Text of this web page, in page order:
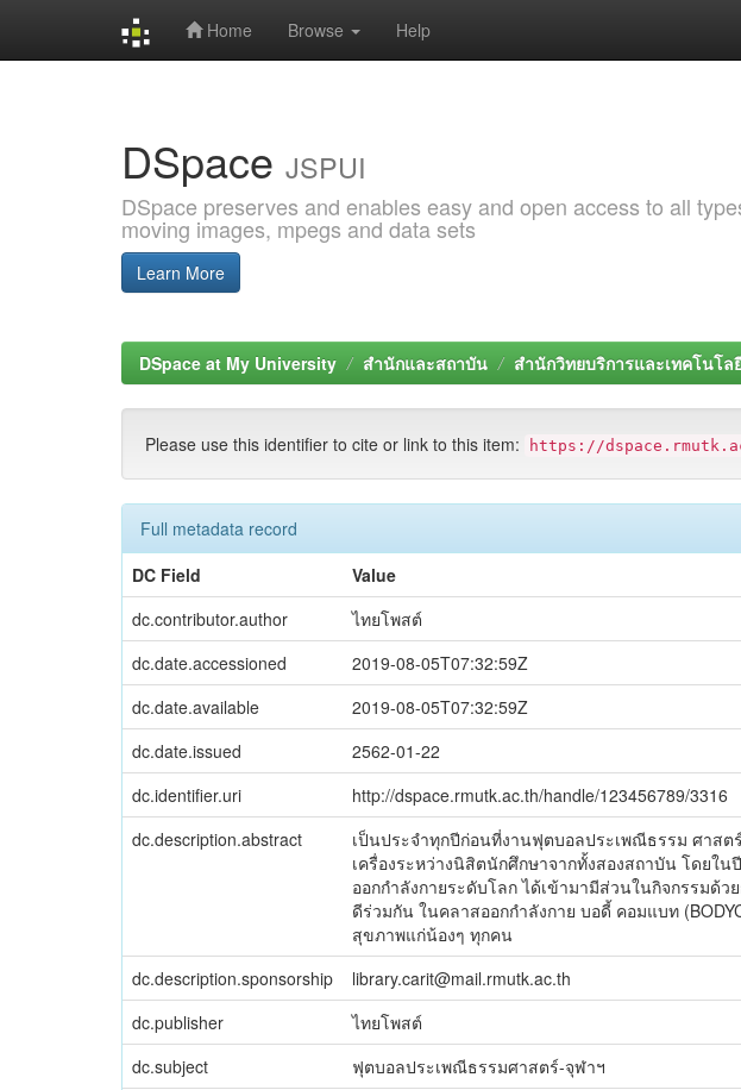
Home Browse Help
DSpace JSPUI
DSpace preserves and enables easy and open access to all
moving images, mpegs and data sets
Learn More
DSpace at My University สำนักและสถาบัน สำนักวิทยบริการและเทคโนโล
Please use this identifier to cite or link to this item: https://
Full metadata record
DC Field
Value
dc.contributor.author
ไทยโพสต์
dc.date.accessioned
2019-08-05T07:32:59Z
dc.date.available
2019-08-05T07:32:59Z
dc.date.issued
2562-01-22
dc.identifier.uri
http://dspace.rmutk.ac.th/handle/123456789/3316
dc.description.abstract
เป็นประจำทุกปีก่อนที่งานฟุตบอลประเพณีธรรม ศาส
เครื่องระหว่างนิสิตนักศึกษาจากทั้งสองสถาบัน โดยใ
ออกกำลังกายระดับโลก ได้เข้ามามีส่วนในกิจกรรมด้
ดีร่วมกัน ในคลาสออกกำลังกาย บอดี้ คอมแบท
สุขภาพแก่น้องๆ ทุกคน
dc.description.sponsorship library.carit@mail.rmutk.ac.th
dc.publisher
ไทยโพสต์
dc.subject
ฟุตบอลประเพณีธรรมศาสตร์-จุฬาฯ